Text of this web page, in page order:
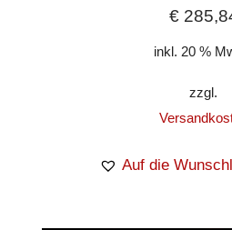
€
inkl. 20 %
zzgl.
Auf die